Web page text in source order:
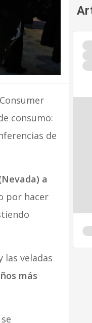
consumo:
de
a
por hacer
las veladas
más